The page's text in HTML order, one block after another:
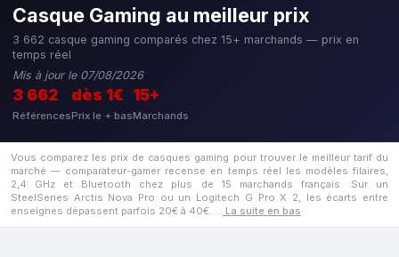
Casque Gaming au meilleur prix
3 662 casque gaming comparés chez 15+ marchands — prix en
temps réel
Mis à jour le 07/08/2026
3 662
Références
dès 1€
Prix le + bas
15+
Marchands
Vous comparez les prix de casques gaming pour trouver le meilleur tarif du
marché — comparateur-gamer recense en temps réel les modèles filaires,
2,4 GHz et Bluetooth chez plus de 15 marchands français. Sur un
SteelSeries Arctis Nova Pro ou un Logitech G Pro X 2, les écarts entre
enseignes dépassent parfois 20€ à 40€. … La suite en bas